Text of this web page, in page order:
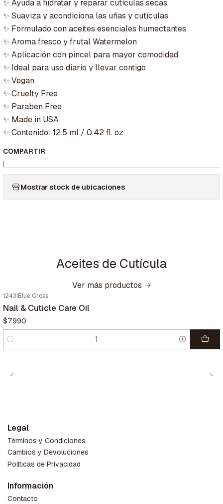
✨ Ayuda a hidratar y reparar cutículas secas
✨ Suaviza y acondiciona las uñas y cutículas
✨ Formulado con aceites esenciales humectantes
✨ Aroma fresco y frutal Watermelon
✨ Aplicación con pincel para mayor comodidad
✨ Ideal para uso diario y llevar contigo
✨ Vegan
✨ Cruelty Free
✨ Paraben Free
✨ Made in USA
✨ Contenido: 12.5 ml / 0.42 fl. oz.
COMPARTIR
|
Mostrar stock de ubicaciones
Aceites de Cutícula
Ver más productos
1243 Blue Cross
Nail & Cuticle Care Oil
$7.990
Cantidad
Legal
Términos y Condiciones
Cambios y Devoluciones
Políticas de Privacidad
Información
Contacto